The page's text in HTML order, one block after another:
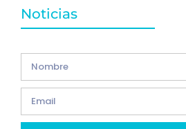
Noticias